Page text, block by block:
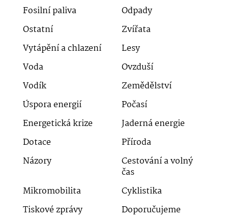
Fosilní paliva
Odpady
Ostatní
Zvířata
Vytápění a chlazení
Lesy
Voda
Ovzduší
Vodík
Zemědělství
Úspora energií
Počasí
Energetická krize
Jaderná energie
Dotace
Příroda
Názory
Cestování a volný
čas
Mikromobilita
Cyklistika
Tiskové zprávy
Doporučujeme